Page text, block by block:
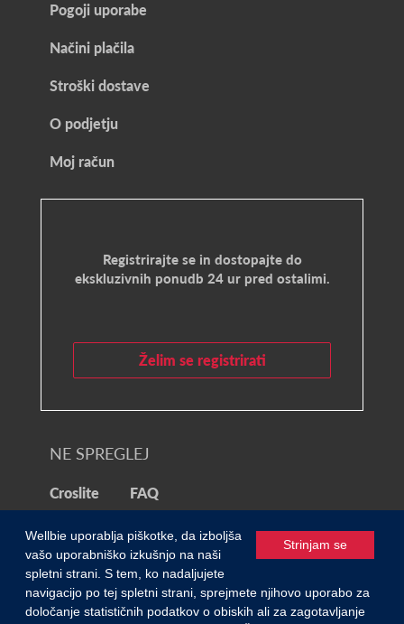
Pogoji uporabe
Načini plačila
Stroški dostave
O podjetju
Moj račun
Registrirajte se in dostopajte do
ekskluzivnih ponudb 24 ur pred ostalimi.
Želim se registrirati
NE SPREGLEJ
Croslite FAQ
© 2021 Wellbie
Zasebnost in piškotki
Strinjam se
Wellbie uporablja piškotke, da izboljša
vašo uporabniško izkušnjo na naši
spletni strani. S tem, ko nadaljujete
navigacijo po tej spletni strani, sprejmete njihovo uporabo za
določanje statističnih podatkov o obiskih ali za zagotavljanje